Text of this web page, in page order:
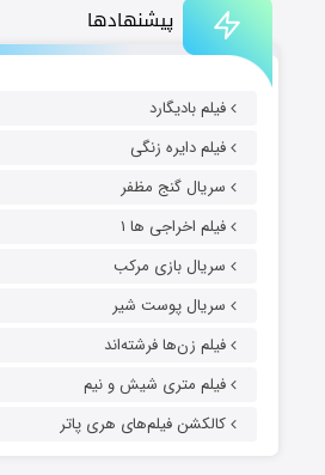
پیشنهادها
فیلم بادیگارد
فیلم دایره زنگی
سریال گنج مظفر
فیلم اخراجی ها ۱
سریال بازی مرکب
سریال پوست شیر
فیلم زن‌ها فرشته‌اند
فیلم متری شیش و نیم
کالکشن فیلم‌های هری پاتر